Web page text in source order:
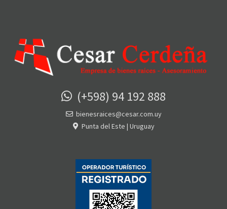
(+598) 94 192 888
bienesraices@cesar.com.uy
Punta del Este | Uruguay